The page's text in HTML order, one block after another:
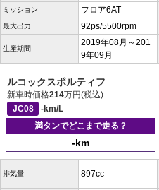
ミッション フロア6AT
最大出力 92ps/5500rpm
生産期間
2019年08月～201
9年09月
ルコックスポルティフ
新車時価格214万円(税込)
JC08
-km/L
満タンでどこまで走る？
-km
排気量 897cc